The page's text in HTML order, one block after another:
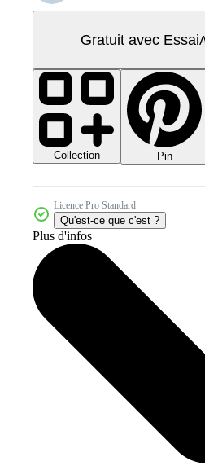
Gratuit avec Essai
Collection Pin
Licence Pro Standard
Qu'est-ce que c'est ?
Plus d'infos